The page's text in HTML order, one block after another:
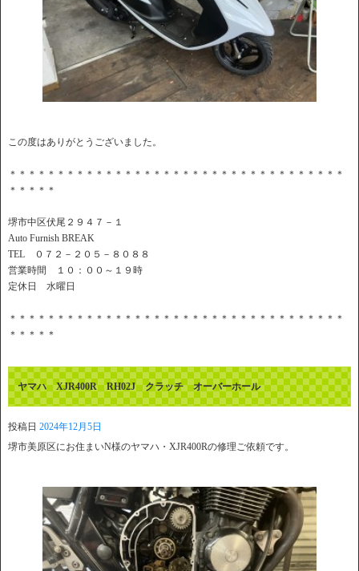
この度はありがとうございました。
＊＊＊＊＊＊＊＊＊＊＊＊＊＊＊＊＊＊＊＊＊＊＊＊＊＊＊＊＊＊＊＊＊＊＊
＊＊＊＊＊
堺市中区伏尾２９４７－１
Auto Furnish BREAK
TEL ０７２－２０５－８０８８
営業時間 １０：００～１９時
定休日 水曜日
＊＊＊＊＊＊＊＊＊＊＊＊＊＊＊＊＊＊＊＊＊＊＊＊＊＊＊＊＊＊＊＊＊＊＊
＊＊＊＊＊
ヤマハ XJR400R RH02J クラッチ オーバーホール
投稿日 2024年12月5日
堺市美原区にお住まいN様のヤマハ・XJR400Rの修理ご依頼です。